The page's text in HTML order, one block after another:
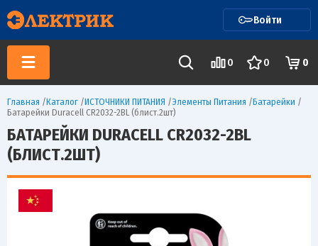
Войти
0 0 0
Главная /Каталог /ИСТОЧНИКИ ПИТАНИЯ /Элементы Питания /Батарейки /
Батарейки Duracell CR2032-2BL (блист.2шт)
БАТАРЕЙКИ DURACELL CR2032-2BL
(БЛИСТ.2ШТ)